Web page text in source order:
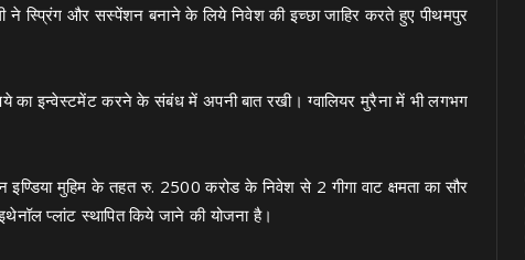
ने स्प्रिंग और सस्पेंशन बनाने के लिये निवेश की इच्छा जाहिर करते हुए पीथमपुर
इन्वेस्टमेंट करने के संबंध में अपनी बात रखी। ग्वालियर मुरैना में भी लगभग
मुहिम के तहत रु. 2500 करोड के निवेश से 2 गीगा वाट क्षमता का सौर
प्लांट स्थापित किये जाने की योजना है।